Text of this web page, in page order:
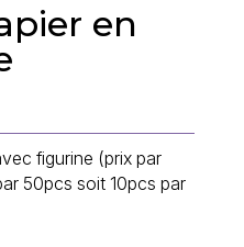
en
figurine (prix par
50pcs soit 10pcs par